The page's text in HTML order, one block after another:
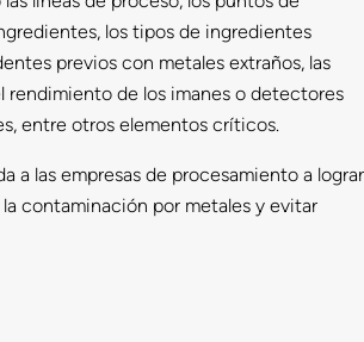
los tipos de ingredientes
previos con metales extraños, las
rendimiento de los imanes o detectores
entre otros elementos críticos.
a las empresas de procesamiento a lograr
contaminación por metales y evitar